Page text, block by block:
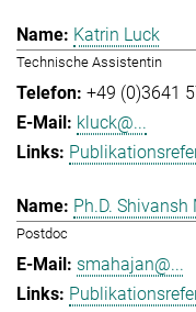
Katrin Luck
Technische Assistentin
+49 (0)3641
kluck@...
Ph.D.
Postdoc
smahajan@...